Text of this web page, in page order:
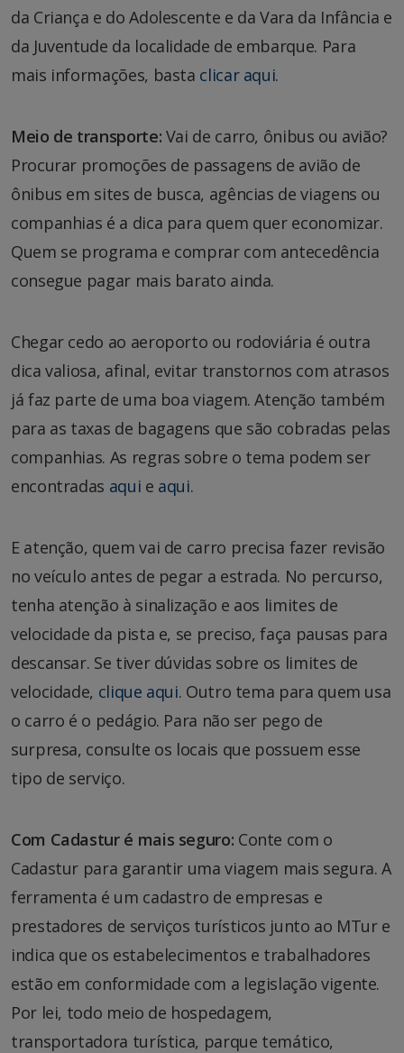
da Criança e do Adolescente e da Vara da Infância e
da Juventude da localidade de embarque. Para
mais informações, basta clicar aqui.
Meio de transporte: Vai de carro, ônibus ou avião?
Procurar promoções de passagens de avião de
ônibus em sites de busca, agências de viagens ou
companhias é a dica para quem quer economizar.
Quem se programa e comprar com antecedência
consegue pagar mais barato ainda.
Chegar cedo ao aeroporto ou rodoviária é outra
dica valiosa, afinal, evitar transtornos com atrasos
já faz parte de uma boa viagem. Atenção também
para as taxas de bagagens que são cobradas pelas
companhias. As regras sobre o tema podem ser
encontradas aqui e aqui.
E atenção, quem vai de carro precisa fazer revisão
no veículo antes de pegar a estrada. No percurso,
tenha atenção à sinalização e aos limites de
velocidade da pista e, se preciso, faça pausas para
descansar. Se tiver dúvidas sobre os limites de
velocidade, clique aqui. Outro tema para quem usa
o carro é o pedágio. Para não ser pego de
surpresa, consulte os locais que possuem esse
tipo de serviço.
Com Cadastur é mais seguro: Conte com o
Cadastur para garantir uma viagem mais segura. A
ferramenta é um cadastro de empresas e
prestadores de serviços turísticos junto ao MTur e
indica que os estabelecimentos e trabalhadores
estão em conformidade com a legislação vigente.
Por lei, todo meio de hospedagem,
transportadora turística, parque temático,